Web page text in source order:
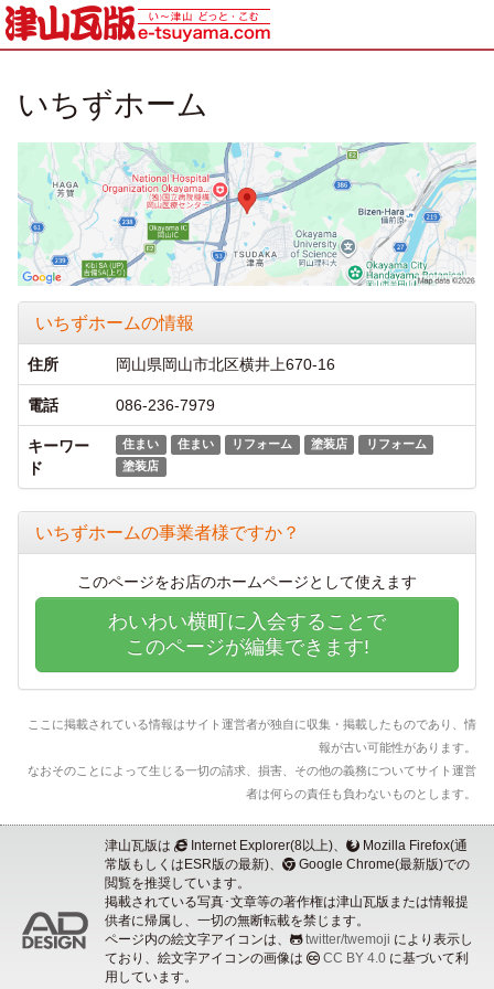
いちずホーム
いちずホームの情報
住所 岡山県岡山市北区横井上670-16
電話 086-236-7979
キーワー
ド
住まい 住まい リフォーム 塗装店
リフォーム
塗装店
いちずホームの事業者様ですか？
このページをお店のホームページとして使えます
わいわい横町に入会することで
このページが編集できます!
ここに掲載されている情報はサイト運営者が独自に収集・掲載したものであり、情
報が古い可能性があります。
なおそのことによって生じる一切の請求、損害、その他の義務についてサイト運営
者は何らの責任も負わないものとします。
津山瓦版は Internet Explorer(8以上)、
Mozilla Firefox(通
常版もしくはESR版の最新)、
Google Chrome(最新版)での
閲覧を推奨しています。
掲載されている写真･文章等の著作権は津山瓦版または情報提
供者に帰属し、一切の無断転載を禁じます。
ページ内の絵文字アイコンは、
twitter/twemoji により表示し
ており、絵文字アイコンの画像は
CC BY 4.0 に基づいて利
用しています。